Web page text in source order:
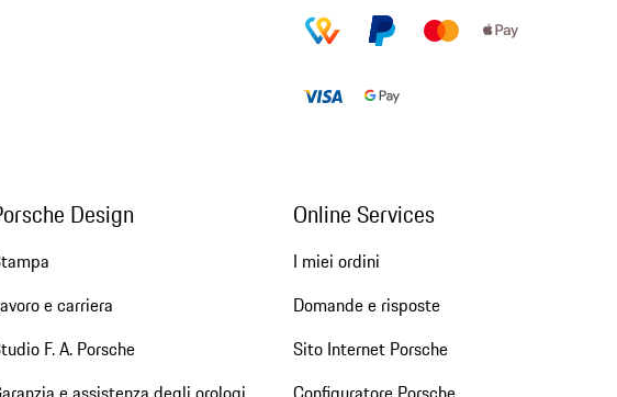
Design
e carriera
F. A. Porsche
Online Services
I miei ordini
Domande e risposte
Sito Internet Porsche